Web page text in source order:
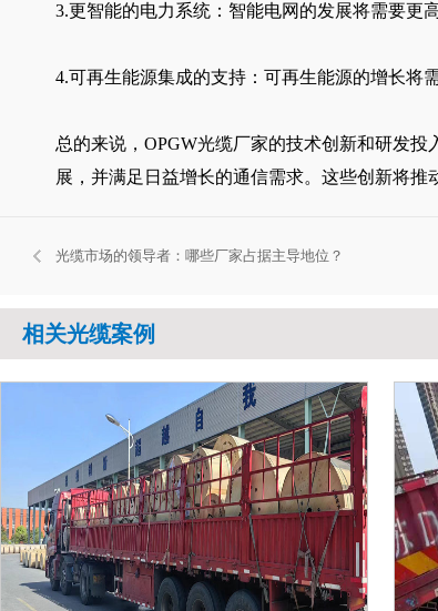
3.更智能的电力系统：智能电网的发展将需要更
4.可再生能源集成的支持：可再生能源的增长将
总的来说，OPGW光缆厂家的技术创新和研发
展，并满足日益增长的通信需求。这些创新将
光缆市场的领导者：哪些厂家占据主导地位？
相关光缆案例